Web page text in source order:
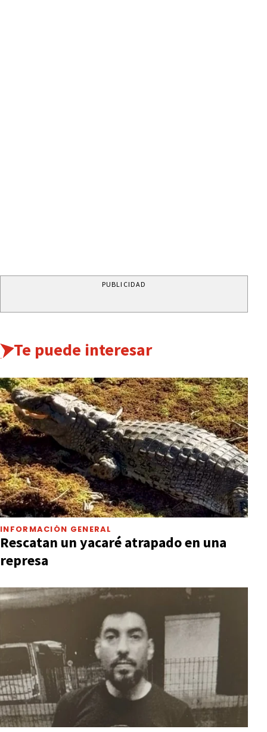
PUBLICIDAD
Te puede interesar
INFORMACIÓN GENERAL
Rescatan un yacaré atrapado en una
represa